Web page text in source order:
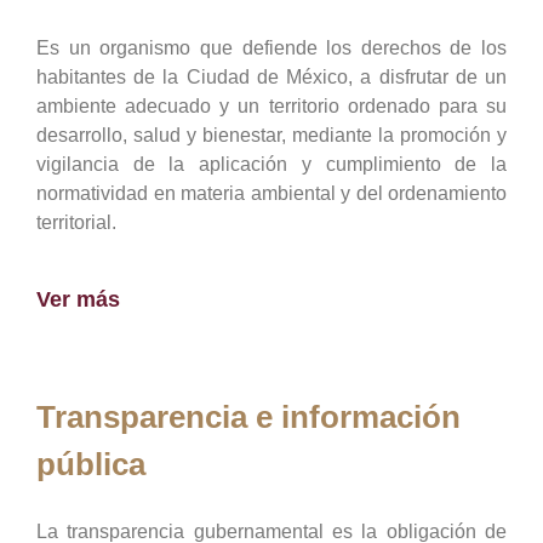
Es un organismo que defiende los derechos de los
habitantes de la Ciudad de México, a disfrutar de un
ambiente adecuado y un territorio ordenado para su
desarrollo, salud y bienestar, mediante la promoción y
vigilancia de la aplicación y cumplimiento de la
normatividad en materia ambiental y del ordenamiento
territorial.
Ver más
Transparencia e información
pública
La transparencia gubernamental es la obligación de